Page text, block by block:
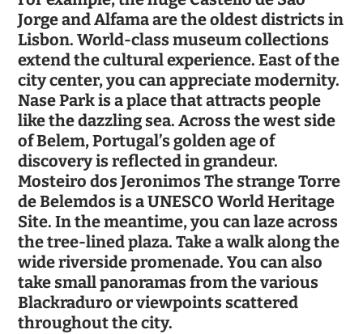
Jorge and Alfama are the oldest districts in
Lisbon. World-class museum collections
extend the cultural experience. East of the
city center, you can appreciate modernity.
Nase Park is a place that attracts people
like the dazzling sea. Across the west side
of Belem, Portugal’s golden age of
discovery is reflected in grandeur.
Mosteiro dos Jeronimos The strange Torre
de Belemdos is a UNESCO World Heritage
Site. In the meantime, you can laze across
the tree-lined plaza. Take a walk along the
wide riverside promenade. You can also
take small panoramas from the various
Blackraduro or viewpoints scattered
throughout the city.